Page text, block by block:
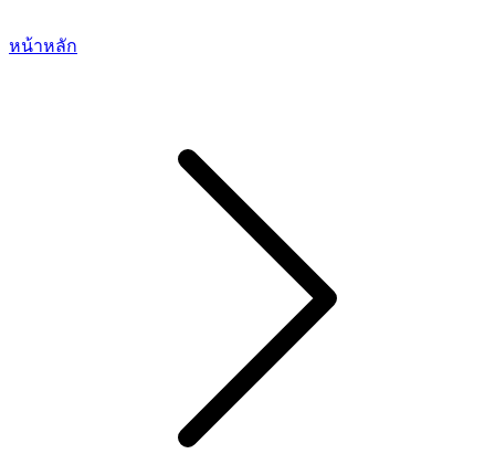
หน้าหลัก